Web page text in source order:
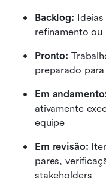
Backlog:
refinamento ou
Pronto:
preparado
Em andamento:
ativamente
equipe
Em revisão:
pares,
stakeholders